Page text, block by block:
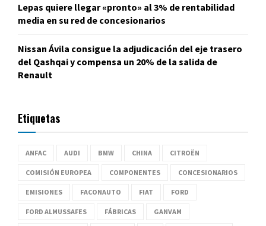
Lepas quiere llegar «pronto» al 3% de rentabilidad
media en su red de concesionarios
Nissan Ávila consigue la adjudicación del eje trasero
del Qashqai y compensa un 20% de la salida de
Renault
Etiquetas
ANFAC AUDI BMW CHINA CITROËN
COMISIÓN EUROPEA COMPONENTES CONCESIONARIOS
EMISIONES FACONAUTO FIAT FORD
FORD ALMUSSAFES FÁBRICAS GANVAM